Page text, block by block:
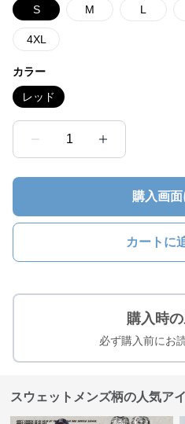
S M L
4XL
カラー
レッド
1
購入画
カートに
購入時
必ず購入前にお
スウェットメンズ柄の人気ア